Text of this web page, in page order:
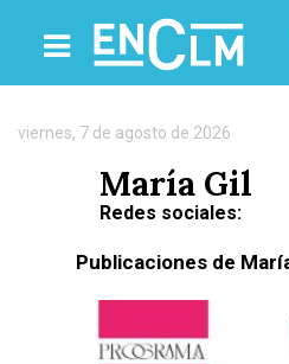
María
Gil
Presiona Intro para buscar
viernes, 7 de agosto de 2026
María Gil
Redes sociales:
Publicaciones de